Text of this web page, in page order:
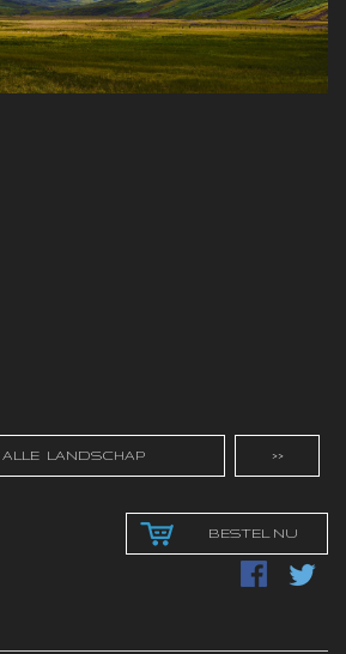
ALLE LANDSCHAP >>
BESTEL NU